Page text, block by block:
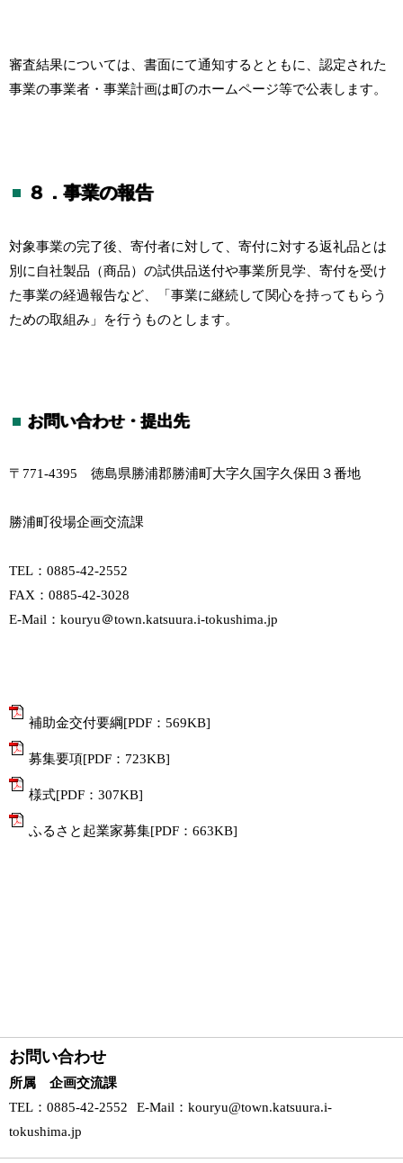
審査結果については、書面にて通知するとともに、認定された
事業の事業者・事業計画は町のホームページ等で公表します。
８．事業の報告
対象事業の完了後、寄付者に対して、寄付に対する返礼品とは
別に自社製品（商品）の試供品送付や事業所見学、寄付を受け
た事業の経過報告など、「事業に継続して関心を持ってもらう
ための取組み」を行うものとします。
お問い合わせ・提出先
〒771-4395 徳島県勝浦郡勝浦町大字久国字久保田３番地
勝浦町役場企画交流課
TEL：0885-42-2552
FAX：0885-42-3028
E-Mail：kouryu＠town.katsuura.i-tokushima.jp
補助金交付要綱[PDF：569KB]
募集要項[PDF：723KB]
様式[PDF：307KB]
ふるさと起業家募集[PDF：663KB]
お問い合わせ
所属 企画交流課
TEL ：0885-42-2552 E-Mail ： kouryu@town.katsuura.i-
tokushima.jp